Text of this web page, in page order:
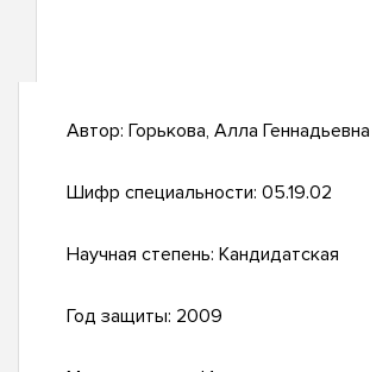
Автор: Горькова, Алла Геннадьевна
Шифр специальности: 05.19.02
Научная степень: Кандидатская
Год защиты: 2009